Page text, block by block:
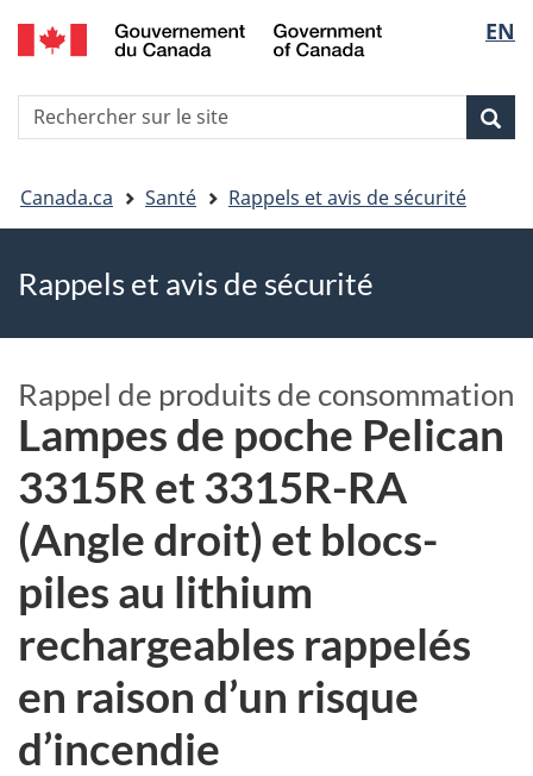
Skip
to
Skip
to
Passer
à
HTML
de
la
EN
Recherche
Vous
êtes
ici
Canada.ca Santé Rappels et avis de sécurité
Rappels et avis de sécurité
Rappel de produits de consommation
Lampes de poche Pelican
3315R et 3315R-RA
(Angle droit) et blocs-
piles au lithium
rechargeables rappelés
en raison d’un risque
d’incendie